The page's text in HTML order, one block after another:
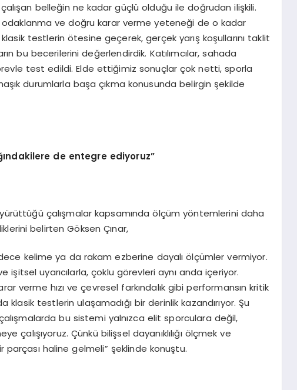
belleğin ne kadar güçlü olduğu ile doğrudan ilişkili.
odaklanma ve doğru karar verme yeteneği de o kadar
testlerin ötesine geçerek, gerçek yarış koşullarını taklit
bu becerilerini değerlendirdik. Katılımcılar, sahada
test edildi. Elde ettiğimiz sonuçlar çok netti, sporla
durumlarla başa çıkma konusunda belirgin şekilde
de entegre ediyoruz”
çalışmalar kapsamında ölçüm yöntemlerini daha
belirten Göksen Çınar,
kelime ya da rakam ezberine dayalı ölçümler vermiyor.
uyarıcılarla, çoklu görevleri aynı anda içeriyor.
verme hızı ve çevresel farkındalık gibi performansın kritik
testlerin ulaşamadığı bir derinlik kazandırıyor. Şu
bu sistemi yalnızca elit sporculara değil,
Çünkü bilişsel dayanıklılığı ölçmek ve
haline gelmeli” şeklinde konuştu.